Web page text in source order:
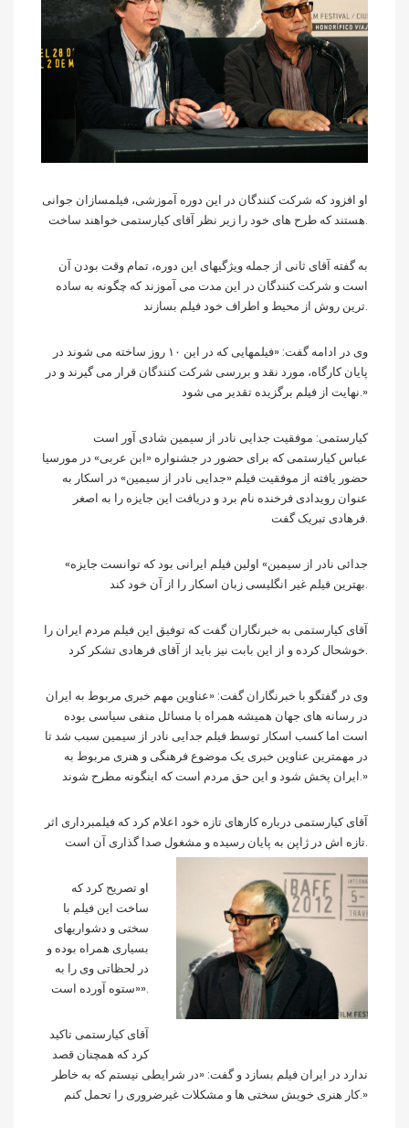
او افزود که شرکت کنندگان در این دوره آموزشی، فیلمسازان جوانی
هستند که طرح های خود را زیر نظر آقای کیارستمی خواهند ساخت.
به گفته آقای ثانی از جمله ویژگیهای این دوره، تمام وقت بودن آن
است و شرکت کنندگان در این مدت می آموزند که چگونه به ساده
ترین روش از محیط و اطراف خود فیلم بسازند.
وی در ادامه گفت: «فیلمهایی که در این ۱۰ روز ساخته می شوند در
پایان کارگاه، مورد نقد و بررسی شرکت کنندگان قرار می گیرند و در
نهایت از فیلم برگزیده تقدیر می شود.»
کیارستمی: موفقیت جدایی نادر از سیمین شادی آور است
عباس کیارستمی که برای حضور در جشنواره «ابن عربی» در مورسیا
حضور یافته از موفقیت فیلم «جدایی نادر از سیمین» در اسکار به
عنوان رویدادی فرخنده نام برد و دریافت این جایزه را به اصغر
فرهادی تبریک گفت.
«جدائی نادر از سیمین» اولین فیلم ایرانی بود که توانست جایزه
بهترین فیلم غیر انگلیسی زبان اسکار را از آن خود کند.
آقای کیارستمی به خبرنگاران گفت که توفیق این فیلم مردم ایران را
خوشحال کرده و از این بابت نیز باید از آقای فرهادی تشکر کرد.
وی در گفتگو با خبرنگاران گفت: «عناوین مهم خبری مربوط به ایران
در رسانه های جهان همیشه همراه با مسائل منفی سیاسی بوده
است اما کسب اسکار توسط فیلم جدایی نادر از سیمین سبب شد تا
در مهمترین عناوین خبری یک موضوع فرهنگی و هنری مربوط به
ایران پخش شود و این حق مردم است که اینگونه مطرح شوند.»
آقای کیارستمی درباره کارهای تازه خود اعلام کرد که فیلمبرداری اثر
تازه اش در ژاپن به پایان رسیده و مشغول صدا گذاری آن است.
او تصریح کرد که
ساخت این فیلم با
سختی و دشواریهای
بسیاری همراه بوده و
در لحظاتی وی را به
«ستوه آورده است».
آقای کیارستمی تاکید
کرد که همچنان قصد
ندارد در ایران فیلم بسازد و گفت: «در شرایطی نیستم که به خاطر
کار هنری خویش سختی ها و مشکلات غیرضروری را تحمل کنم.»